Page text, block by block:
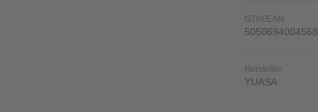
GTIN/EAN:
5050694004568
Hersteller:
YUASA